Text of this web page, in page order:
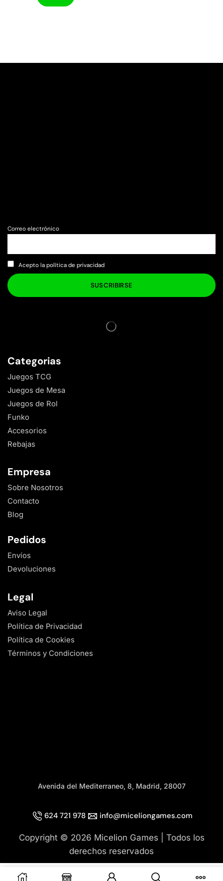
Correo electrónico
Acepto la política de privacidad
Categorias
Juegos TCG
Juegos de Mesa
Juegos de Rol
Funko
Accesorios
Rebajas
Empresa
Sobre Nosotros
Contacto
Blog
Pedidos
Envíos
Devoluciones
Legal
Aviso Legal
Política de Privacidad
Política de Cookies
Términos y Condiciones
Avenida del Mediterraneo, 8, Madrid, 28007
Copyright © 2026 Micelion Games | Todos los
derechos reservados
624 721 978 info@miceliongames.com